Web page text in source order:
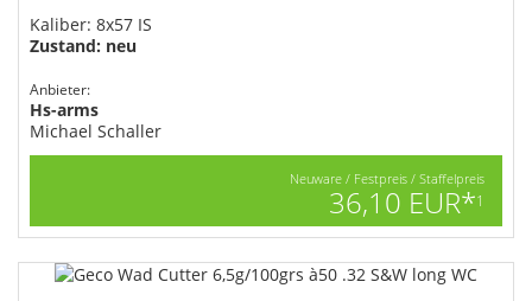
Kaliber: 8x57 IS
Zustand: neu
Anbieter:
Hs-arms
Michael Schaller
Neuware / Festpreis / Staffelpreis
36,10 EUR*1